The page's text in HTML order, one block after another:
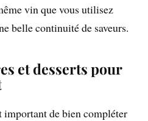
vin que vous utilisez
belle continuité de saveurs.
et desserts pour
important de bien compléter